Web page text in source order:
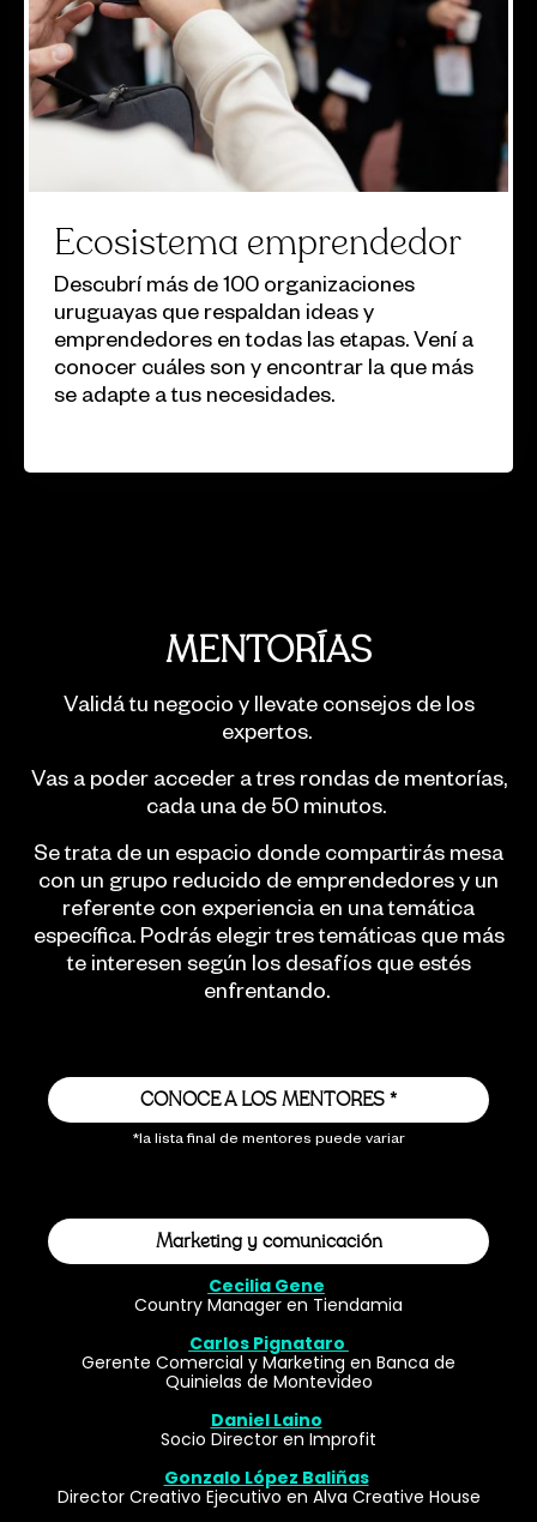
Ecosistema emprendedor
Descubrí más de 100 organizaciones
uruguayas que respaldan ideas y
emprendedores en todas las etapas. Vení a
conocer cuáles son y encontrar la que más
se adapte a tus necesidades.
MENTORÍAS
Validá tu negocio y llevate consejos de los
expertos.
Vas a poder acceder a tres rondas de mentorías,
cada una de 50 minutos.
Se trata de un espacio donde compartirás mesa
con un grupo reducido de emprendedores y un
referente con experiencia en una temática
específica. Podrás elegir tres temáticas que más
te interesen según los desafíos que estés
enfrentando.
CONOCE A LOS MENTORES *
*la lista final de mentores puede variar
Marketing y comunicación
Cecilia Gene
Country Manager en Tiendamia
Carlos Pignataro
Gerente Comercial y Marketing en Banca de
Quinielas de Montevideo
Daniel Laino
Socio Director en Improfit
Gonzalo López Baliñas
Director Creativo Ejecutivo en Alva Creative House